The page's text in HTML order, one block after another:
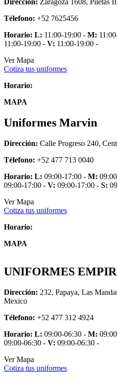
Télefono: +52 7625456
Horario: L: 11:00-19:00 - M:
11:00-19:00 - V: 11:00-19:00 -
Ver Mapa
Cotiza tus uniformes
Horario:
MAPA
Uniformes Marvin
Dirección: Calle Progreso 240,
Télefono: +52 477 713 0040
Horario: L: 09:00-17:00 - M:
09:00-17:00 - V: 09:00-17:00 - S:
Ver Mapa
Cotiza tus uniformes
Horario:
MAPA
UNIFORMES
Dirección: 232, Papaya, Las
Mexico
Télefono: +52 477 312 4924
Horario: L: 09:00-06:30 - M:
09:00-06:30 - V: 09:00-06:30 -
Ver Mapa
Cotiza tus uniformes